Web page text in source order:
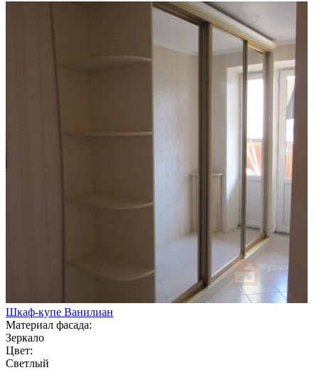
Шкаф-купе Ванилиан
Материал фасада:
Зеркало
Цвет:
Светлый